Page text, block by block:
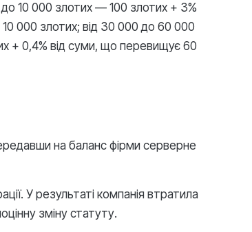
10 000 злотих — 100 злотих + 3%
000 злотих; від 30 000 до 60 000
+ 0,4% від суми, що перевищує 60
на баланс фірми серверне
У результаті компанія втратила
зміну статуту.